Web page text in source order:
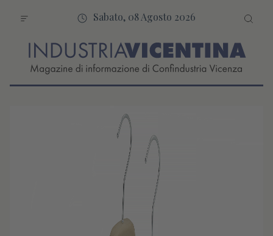
Sabato, 08 Agosto 2026